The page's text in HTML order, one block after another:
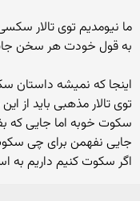
ما نیومدیم توی تالار
به قول خودت هر سخن
اینجا که نمیشه داستان
توی تالار مذهبی باید از
سکوت خوبه اما جایی
جایی نفهمن برای چی
اگر سکوت کنیم داریم به